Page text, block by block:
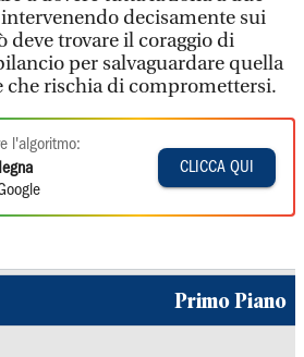
decisamente sui
deve trovare il coraggio di
per salvaguardare quella
che rischia di compromettersi.
l'algoritmo:
CLICCA QUI
Primo Piano